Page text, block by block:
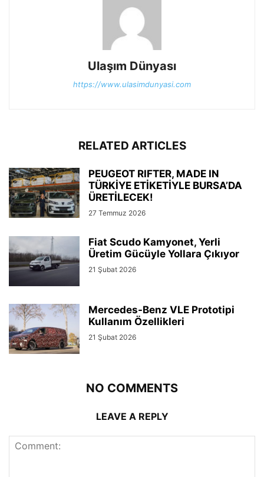
Ulaşım Dünyası
https://www.ulasimdunyasi.com
RELATED ARTICLES
PEUGEOT RIFTER, MADE IN
TÜRKİYE ETİKETİYLE BURSA’DA
ÜRETİLECEK!
27 Temmuz 2026
Fiat Scudo Kamyonet, Yerli
Üretim Gücüyle Yollara Çıkıyor
21 Şubat 2026
Mercedes-Benz VLE Prototipi
Kullanım Özellikleri
21 Şubat 2026
NO COMMENTS
LEAVE A REPLY